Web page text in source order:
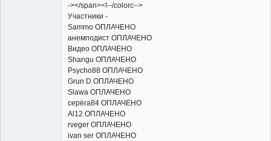
-></span><!--/colorc-->
Участники -
Sammo ОПЛАЧЕНО
анемподист ОПЛАЧЕНО
Видео ОПЛАЧЕНО
Shangu ОПЛАЧЕНО
Psycho88 ОПЛАЧЕНО
Grun D ОПЛАЧЕНО
Slawa ОПЛАЧЕНО
серёга84 ОПЛАЧЕНО
Al12 ОПЛАЧЕНО
rveger ОПЛАЧЕНО
ivan ser ОПЛАЧЕНО